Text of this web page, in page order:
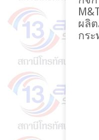
ผลิ
กร